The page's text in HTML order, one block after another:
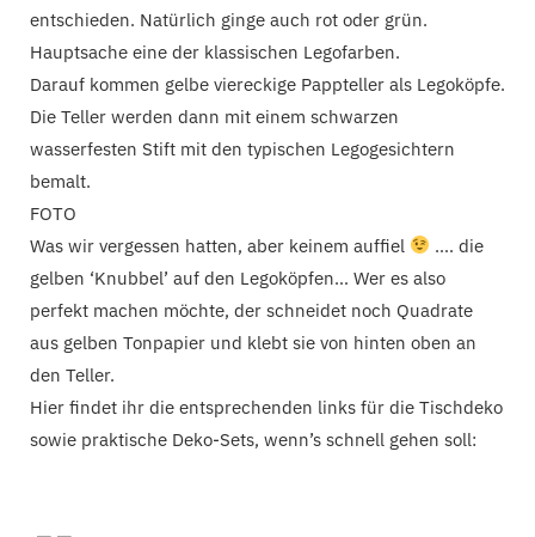
entschieden. Natürlich ginge auch rot oder grün.
Hauptsache eine der klassischen Legofarben.
Darauf kommen gelbe viereckige Pappteller als Legoköpfe.
Die Teller werden dann mit einem schwarzen
wasserfesten Stift mit den typischen Legogesichtern
bemalt.
FOTO
Was wir vergessen hatten, aber keinem auffiel
…. die
gelben ‘Knubbel’ auf den Legoköpfen… Wer es also
perfekt machen möchte, der schneidet noch Quadrate
aus gelben Tonpapier und klebt sie von hinten oben an
den Teller.
Hier findet ihr die entsprechenden links für die Tischdeko
sowie praktische Deko-Sets, wenn’s schnell gehen soll: